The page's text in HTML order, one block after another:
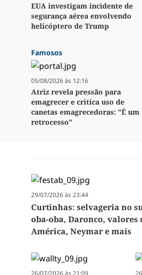
EUA investigam incidente de
segurança aérea envolvendo
helicóptero de Trump
Famosos
05/08/2026 às 12:16
Atriz revela pressão para
emagrecer e critica uso de
canetas emagrecedoras: "É um
retrocesso"
29/07/2026 às 23:44
Curtinhas: selvageria no
oba-oba, Daronco, valores
América, Neymar e mais